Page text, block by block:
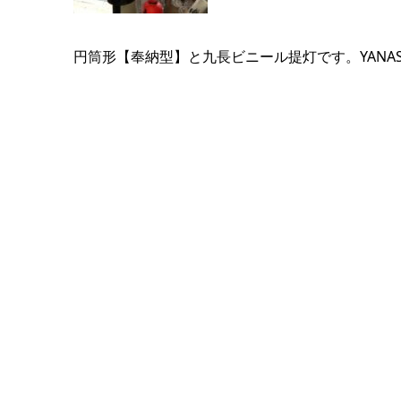
円筒形【奉納型】と九長ビニール提灯です。